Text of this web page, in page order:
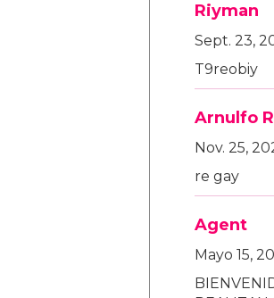
Riyman
Sept. 23,
T9reobiy
Arnulfo
Nov. 25,
re gay
Agent
Mayo 15,